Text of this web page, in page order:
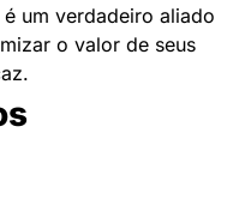
um verdadeiro aliado
o valor de seus